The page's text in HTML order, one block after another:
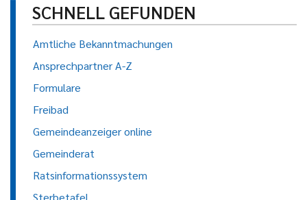
SCHNELL GEFUNDEN
Amtliche Bekanntmachungen
Ansprechpartner A-Z
Formulare
Freibad
Gemeindeanzeiger online
Gemeinderat
Ratsinformationssystem